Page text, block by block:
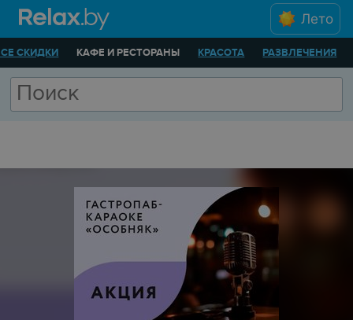
Лето
СКИДКИ КАФЕ И РЕСТОРАНЫ КРАСОТА РАЗВЛЕЧЕНИЯ